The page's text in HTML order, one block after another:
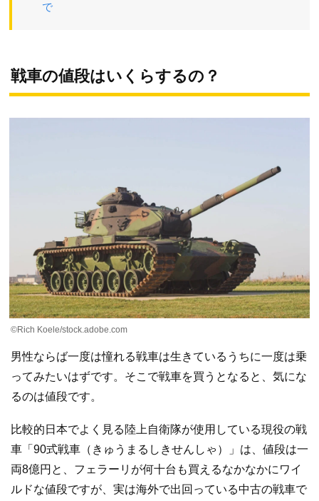
で
戦車の値段はいくらするの？
©Rich Koele/stock.adobe.com
男性ならば一度は憧れる戦車は生きているうちに一度は乗
ってみたいはずです。そこで戦車を買うとなると、気にな
るのは値段です。
比較的日本でよく見る陸上自衛隊が使用している現役の戦
車「90式戦車（きゅうまるしきせんしゃ）」は、値段は一
両8億円と、フェラーリが何十台も買えるなかなかにワイ
ルドな値段ですが、実は海外で出回っている中古の戦車で